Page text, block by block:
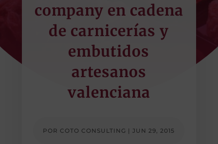
company en cadena
de carnicerías y
embutidos
artesanos
valenciana
POR COTO CONSULTING |JUN 29, 2015